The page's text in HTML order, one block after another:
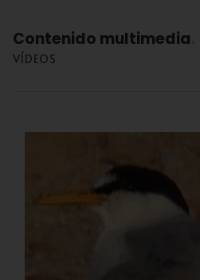
Contenido multimedia
VÍDEOS